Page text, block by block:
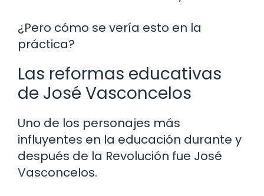
¿Pero cómo se vería esto en la
práctica?
Las reformas educativas
de José Vasconcelos
Uno de los personajes más
influyentes en la educación durante y
después de la Revolución fue José
Vasconcelos.